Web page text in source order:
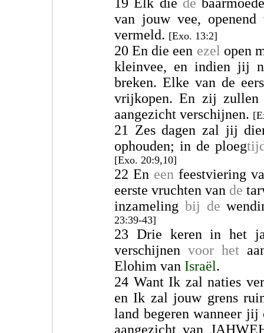
van jouw vee,
vermeld. [Exo. 13:2]
20 En die een ezel open
kleinvee, en indien jij
breken. Elke van de
vrijkopen. En zij
aangezicht verschijnen.
21 Zes dagen zal jij
ophouden; in de ploeg
[Exo. 20:9,10]
22 En een feestviering
eerste vruchten van de
inzameling bij de
23:39-43]
23 Drie keren in het
verschijnen voor het
Elohim van Israël.
24 Want Ik zal naties
en Ik zal jouw grens
land begeren wanneer
aangezicht van